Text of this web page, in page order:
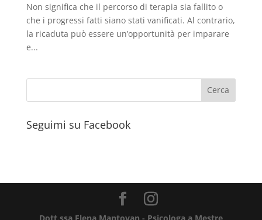
Non significa che il percorso di terapia sia fallito o
che i progressi fatti siano stati vanificati. Al contrario,
la ricaduta può essere un’opportunità per imparare
e...
Seguimi su Facebook
Dott.ssa Elena Mantovan - Psicologa a Mestre